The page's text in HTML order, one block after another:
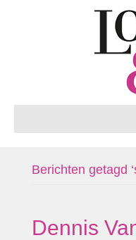
Berichten getagd
Dennis